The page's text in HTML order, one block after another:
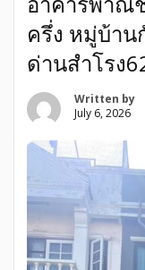
ครึ่ง หมู่บ้า
ด่านสำโรง
Written by
July 6, 2026